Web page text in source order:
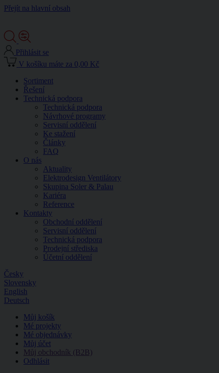
Přejít na hlavní obsah
Přihlásit se
V košíku máte za 0,00 Kč
Sortiment
Řešení
Technická podpora
Technická podpora
Návrhové programy
Servisní oddělení
Ke stažení
Články
FAQ
O nás
Aktuality
Elektrodesign Ventilátory
Skupina Soler & Palau
Kariéra
Reference
Kontakty
Obchodní oddělení
Servisní oddělení
Technická podpora
Prodejní střediska
Účetní oddělení
Česky
Slovensky
English
Deutsch
Můj košík
Mé projekty
Mé objednávky
Můj účet
Můj obchodník (B2B)
Odhlásit